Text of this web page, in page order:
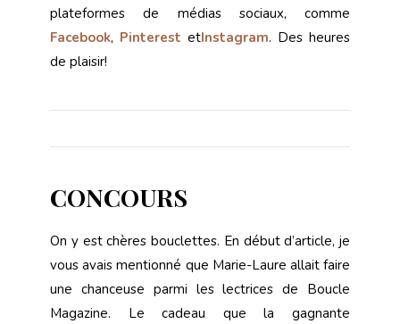
plateformes de médias sociaux, comme
Facebook, Pinterest etInstagram. Des heures
de plaisir!
CONCOURS
On y est chères bouclettes. En début d’article, je
vous avais mentionné que Marie-Laure allait faire
une chanceuse parmi les lectrices de Boucle
Magazine. Le cadeau que la gagnante